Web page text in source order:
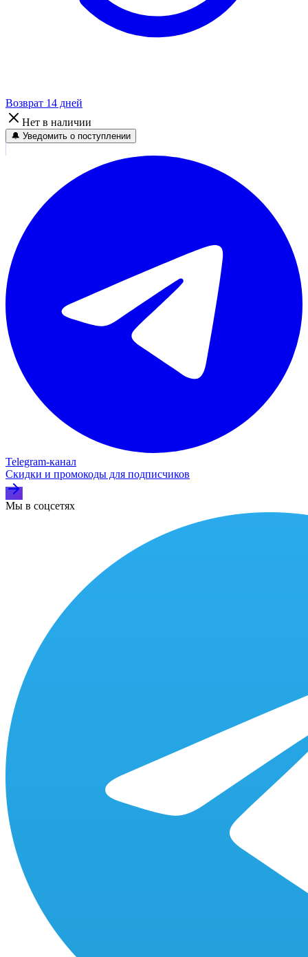
Возврат 14 дней
Нет в наличии
🔔 Уведомить о поступлении
Telegram‑канал
Скидки и промокоды для подписчиков
Мы в соцсетях